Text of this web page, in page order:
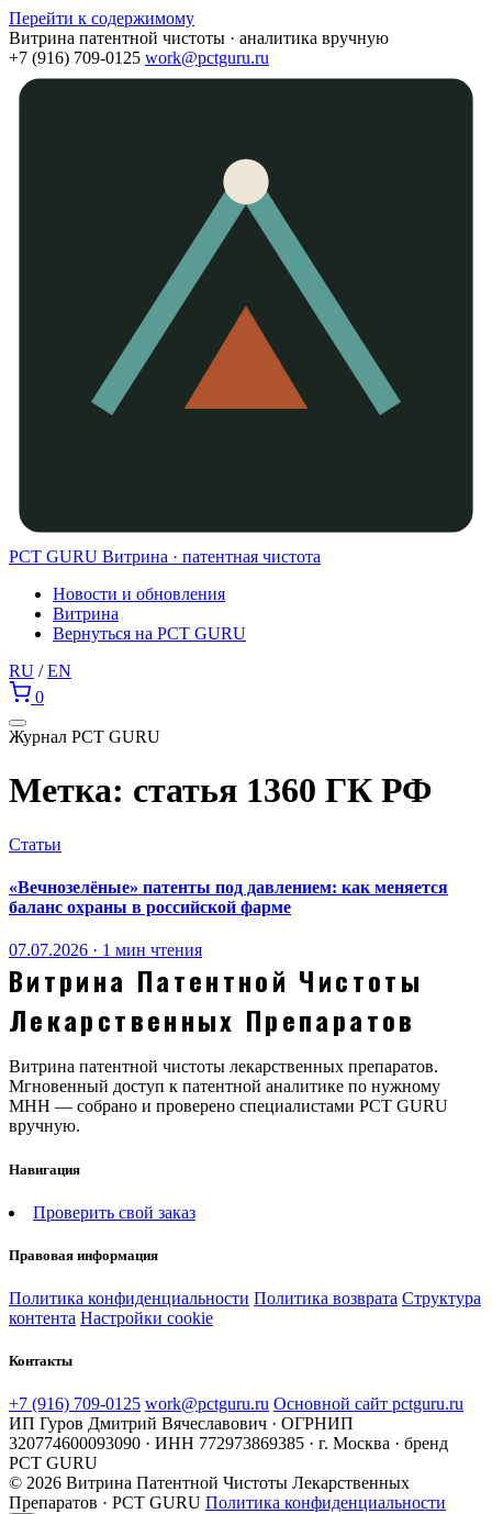
Перейти к содержимому
Витрина патентной чистоты · аналитика вручную
+7 (916) 709-0125 work@pctguru.ru
PCT GURU Витрина · патентная чистота
Новости и обновления
Витрина
Вернуться на PCT GURU
RU / EN
0
Журнал PCT GURU
Метка: статья 1360 ГК РФ
Статьи
«Вечнозелёные» патенты под давлением: как меняется
баланс охраны в российской фарме
07.07.2026 · 1 мин чтения
Витрина Патентной Чистоты
Лекарственных Препаратов
Витрина патентной чистоты лекарственных препаратов.
Мгновенный доступ к патентной аналитике по нужному
МНН — собрано и проверено специалистами PCT GURU
вручную.
Навигация
Проверить свой заказ
Правовая информация
Политика конфиденциальности Политика возврата Структура
контента Настройки cookie
Контакты
+7 (916) 709-0125 work@pctguru.ru Основной сайт pctguru.ru
ИП Гуров Дмитрий Вячеславович · ОГРНИП
320774600093090 · ИНН 772973869385 · г. Москва · бренд
PCT GURU
© 2026 Витрина Патентной Чистоты Лекарственных
Препаратов · PCT GURU Политика конфиденциальности